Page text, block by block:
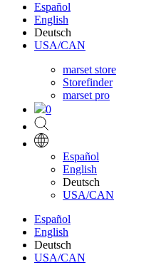
Español
English
Deutsch
USA/CAN
marset store
Storefinder
marset pro
0
Español
English
Deutsch
USA/CAN
Español
English
Deutsch
USA/CAN